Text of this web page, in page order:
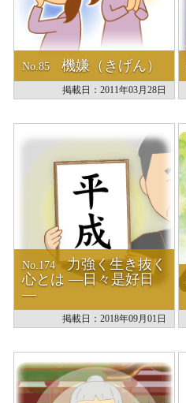
No.85 機嫌（きげん）
掲載日：2011年03月28日
No.174
力強く生き抜く
心とは ―日々是好日
―
掲載日：2018年09月01日